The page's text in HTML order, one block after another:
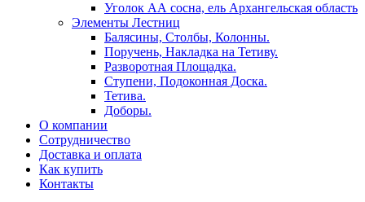
Уголок АА сосна, ель Архангельская область
Элементы Лестниц
Балясины, Столбы, Колонны.
Поручень, Накладка на Тетиву.
Разворотная Площадка.
Ступени, Подоконная Доска.
Тетива.
Доборы.
О компании
Сотрудничество
Доставка и оплата
Как купить
Контакты